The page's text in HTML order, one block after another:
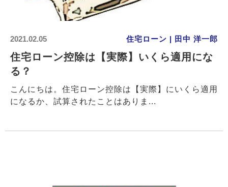
2021.02.05 住宅ローン | 田中 洋一郎
住宅ローン控除は【実際】いくら適用にな
る？
こんにちは。住宅ローン控除は【実際】にいくら適用
になるか、試算されたことはありま...